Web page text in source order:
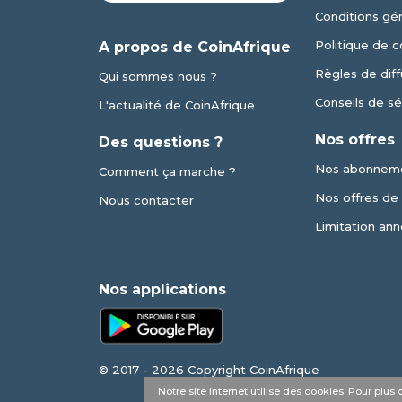
Notre site internet utilise des cookies. Pour
A propos de CoinAfrique
Qui sommes nous ?
L'actualité de CoinAfrique
Des questions ?
Comment ça marche ?
Nous contacter
Conditions
Politique de
Règles de
Conseils de
Nos offres
Nos
Nos offres de
Limitation
Nos applications
© 2017 - 2026 Copyright CoinAfrique